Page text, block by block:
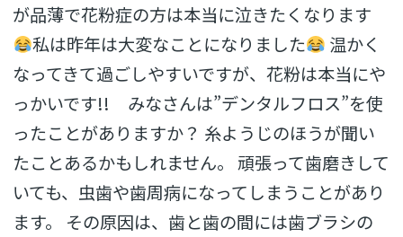
が品薄で花粉症の方は本当に泣きたくなります
私は昨年は大変なことになりました
温かく
なってきて過ごしやすいですが、花粉は本当にや
っかいです!! みなさんは”デンタルフロス”を使
ったことがありますか？ 糸ようじのほうが聞い
たことあるかもしれません。 頑張って歯磨きして
いても、虫歯や歯周病になってしまうことがあり
ます。 その原因は、歯と歯の間には歯ブラシの